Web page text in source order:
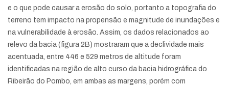
e o que pode causar a erosão do solo, portanto a topografia do
terreno tem impacto na propensão e magnitude de inundações e
na vulnerabilidade à erosão. Assim, os dados relacionados ao
relevo da bacia (figura 2B) mostraram que a declividade mais
acentuada, entre 446 e 529 metros de altitude foram
identificadas na região de alto curso da bacia hidrográfica do
Ribeirão do Pombo, em ambas as margens, porém com